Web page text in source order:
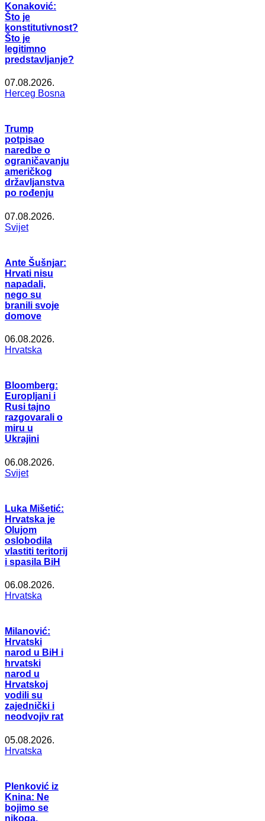
Konaković:
Što je
konstitutivnost?
Što je
legitimno
predstavljanje?
07.08.2026.
Herceg Bosna
Trump
potpisao
naredbe o
ograničavanju
američkog
državljanstva
po rođenju
07.08.2026.
Svijet
Ante Šušnjar:
Hrvati nisu
napadali,
nego su
branili svoje
domove
06.08.2026.
Hrvatska
Bloomberg:
Europljani i
Rusi tajno
razgovarali o
miru u
Ukrajini
06.08.2026.
Svijet
Luka Mišetić:
Hrvatska je
Olujom
oslobodila
vlastiti teritorij
i spasila BiH
06.08.2026.
Hrvatska
Milanović:
Hrvatski
narod u BiH i
hrvatski
narod u
Hrvatskoj
vodili su
zajednički i
neodvojiv rat
05.08.2026.
Hrvatska
Plenković iz
Knina: Ne
bojimo se
nikoga,